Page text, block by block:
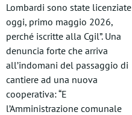
Lombardi sono state licenziate
oggi, primo maggio 2026,
perché iscritte alla Cgil”. Una
denuncia forte che arriva
all’indomani del passaggio di
cantiere ad una nuova
cooperativa: “E
l’Amministrazione comunale